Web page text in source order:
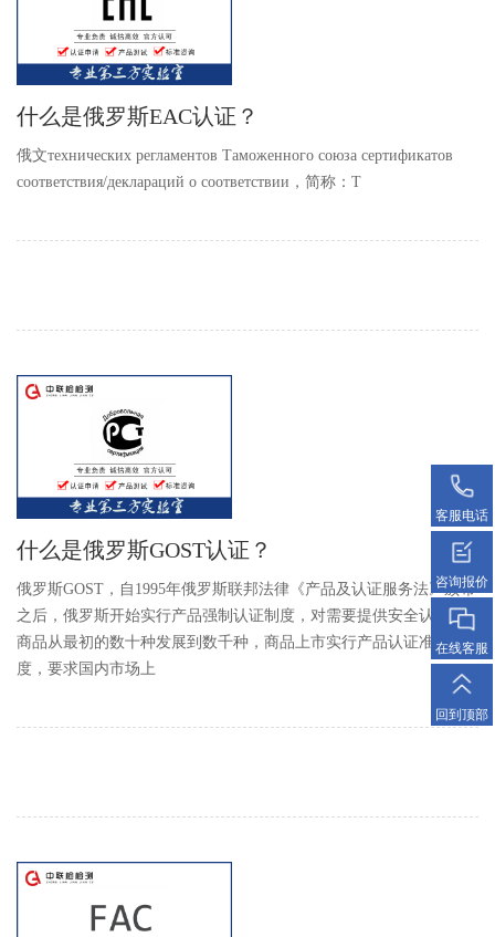
什么是俄罗斯EAC认证？
俄文технических регламентов Таможенного союза сертификатов
соответствия/деклараций о соответствии，简称：T
什么是俄罗斯GOST认证？
俄罗斯GOST，自1995年俄罗斯联邦法律《产品及认证服务法》颁布
之后，俄罗斯开始实行产品强制认证制度，对需要提供安全认证的
商品从最初的数十种发展到数千种，商品上市实行产品认证准入制
度，要求国内市场上
客服电话
咨询报价
在线客服
回到顶部